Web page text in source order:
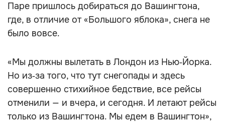
Паре пришлось добираться до Вашингтона,
где, в отличие от «Большого яблока», снега не
было вовсе.
«Мы должны вылетать в Лондон из Нью‑Йорка.
Но из‑за того, что тут снегопады и здесь
совершенно стихийное бедствие, все рейсы
отменили — и вчера, и сегодня. И летают рейсы
только из Вашингтона. Мы едем в Вашингтон»,